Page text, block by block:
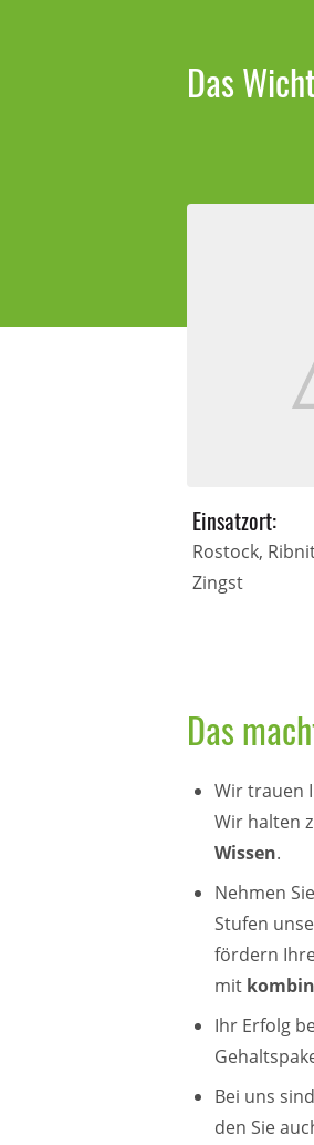
Das
Einsatzort:
Rostock,
Zingst
Das
Wir trauen
Wir halten
Wissen.
Nehmen
Stufen
fördern
mit
Ihr Erfolg
Bei uns
den Sie